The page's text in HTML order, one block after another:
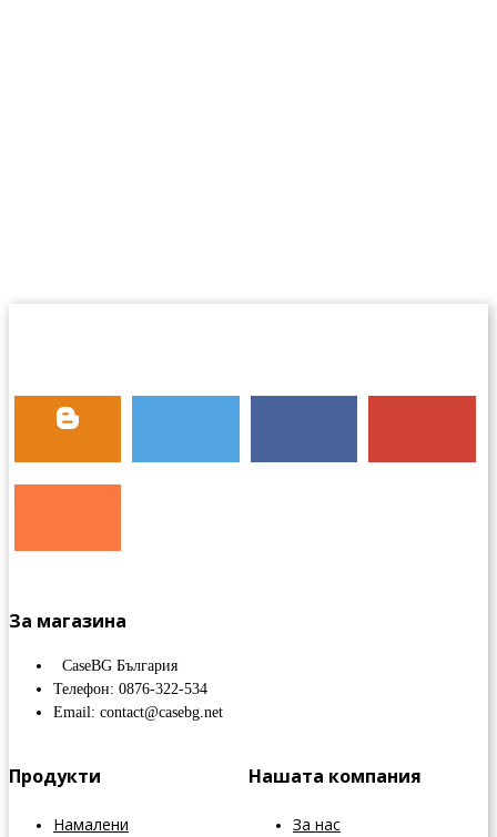
За магазина
CaseBG България
Телефон: 0876-322-534
Email: contact@casebg.net
Продукти
Намалени
Нашата компания
За нас